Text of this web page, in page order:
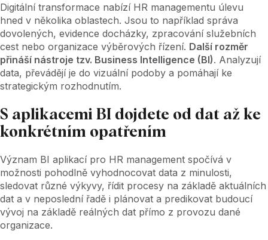
Digitální transformace nabízí HR managementu úlevu
hned v několika oblastech. Jsou to například správa
dovolených, evidence docházky, zpracování služebních
cest nebo organizace výběrových řízení. Další rozměr
přináší nástroje tzv. Business Intelligence (BI). Analyzují
data, převádějí je do vizuální podoby a pomáhají ke
strategickým rozhodnutím.
S aplikacemi BI dojdete od dat až ke
konkrétním opatřením
Význam BI aplikací pro HR management spočívá v
možnosti pohodlně vyhodnocovat data z minulosti,
sledovat různé výkyvy, řídit procesy na základě aktuálních
dat a v neposlední řadě i plánovat a predikovat budoucí
vývoj na základě reálných dat přímo z provozu dané
organizace.